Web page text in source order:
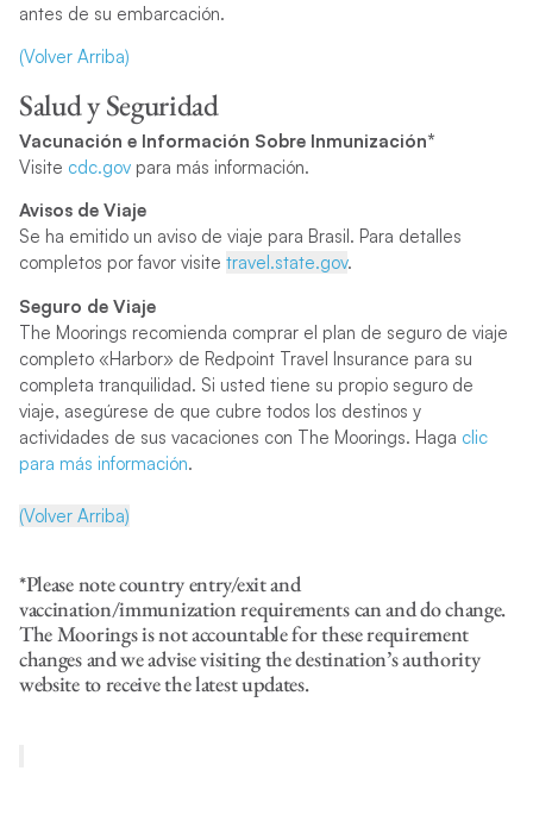
antes de su embarcación.
(Volver Arriba)
Salud y Seguridad
Vacunación e Información Sobre Inmunización*
Visite cdc.govpara más información.
Avisos de Viaje
Se ha emitido un aviso de viaje para Brasil . Para detalles
completos por favor visite travel.state.gov.
Seguro de Viaje
The Moorings recomienda comprar el plan de seguro de viaje
completo «Harbor» de Redpoint Travel Insurance para su
completa tranquilidad. Si usted tiene su propio seguro de
viaje, asegúrese de que cubre todos los destinos y
actividades de sus vacaciones con The Moorings. Haga clic
para más información.
(Volver Arriba)
*Please note country entry/exit and
vaccination/immunization requirements can and do change.
The Moorings is not accountable for these requirement
changes and we advise visiting the destination’s authority
website to receive the latest updates.